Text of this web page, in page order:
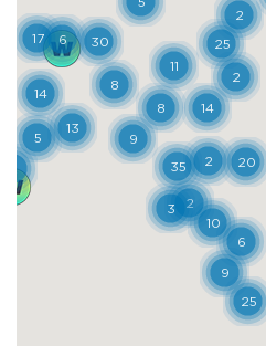
Spagnolo e del palazzo
doveroso, per padre
tenere insieme gli
facendo rete tra gli
dando vita a
trasformato
centro di fermento
ancora in crescita.
di sperimentazione
ha accolto e accoglie
secolari vicoli lo